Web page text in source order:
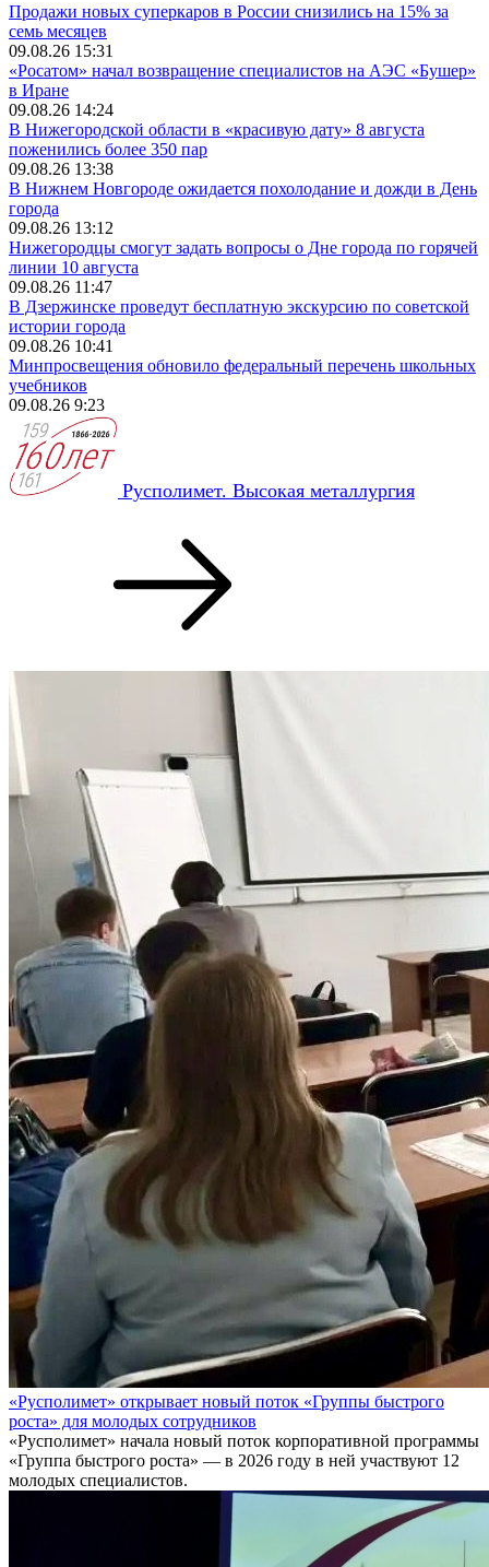
Продажи новых суперкаров в России снизились на 15% за
семь месяцев
09.08.26 15:31
«Росатом» начал возвращение специалистов на АЭС «Бушер»
в Иране
09.08.26 14:24
В Нижегородской области в «красивую дату» 8 августа
поженились более 350 пар
09.08.26 13:38
В Нижнем Новгороде ожидается похолодание и дожди в День
города
09.08.26 13:12
Нижегородцы смогут задать вопросы о Дне города по горячей
линии 10 августа
09.08.26 11:47
В Дзержинске проведут бесплатную экскурсию по советской
истории города
09.08.26 10:41
Минпросвещения обновило федеральный перечень школьных
учебников
09.08.26 9:23
Русполимет. Высокая металлургия
«Русполимет» открывает новый поток «Группы быстрого
роста» для молодых сотрудников
«Русполимет» начала новый поток корпоративной программы
«Группа быстрого роста» — в 2026 году в ней участвуют 12
молодых специалистов.